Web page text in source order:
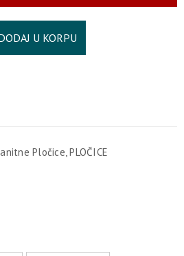
U KORPU
Pločice,PLOČICE